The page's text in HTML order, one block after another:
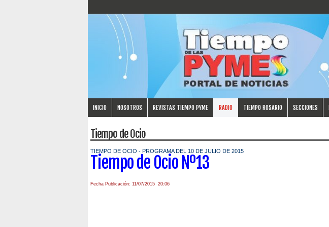
INICIO NOSOTROS REVISTAS TIEMPO PYME RADIO TIEMPO ROSARIO SECCIONES
Tiempo de Ocio
TIEMPO DE OCIO - PROGRAMA DEL 10 DE JULIO DE 2015
Tiempo de Ocio Nº13
Fecha Publicación: 11/07/2015 20:06